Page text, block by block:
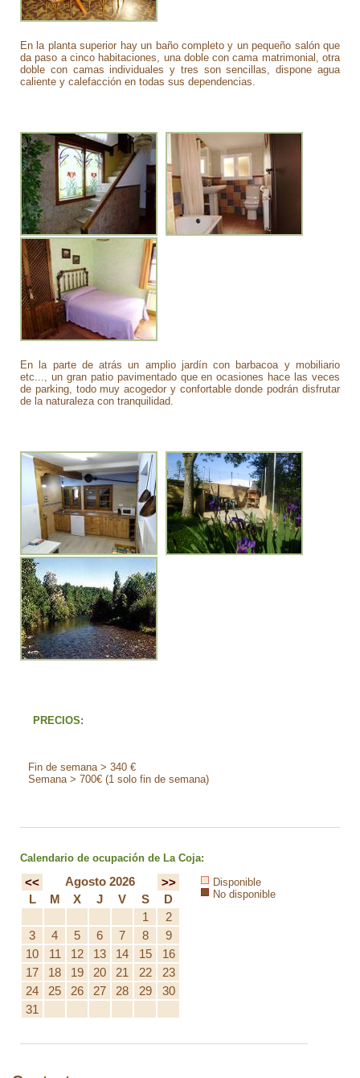
En la planta superior hay un baño completo y un pequeño salón que
da paso a cinco habitaciones, una doble con cama matrimonial, otra
doble con camas individuales y tres son sencillas, dispone agua
caliente y calefacción en todas sus dependencias.
En la parte de atrás un amplio jardín con barbacoa y mobiliario
etc..., un gran patio pavimentado que en ocasiones hace las veces
de parking, todo muy acogedor y confortable donde podrán disfrutar
de la naturaleza con tranquilidad.
PRECIOS:
Fin de semana > 340 €
Semana > 700€ (1 solo fin de semana)
Calendario de ocupación de La Coja:
<< Agosto 2026
>>
L
M X J V S
D
1
2
3
4 5 6 7 8
9
10
11 12 13 14 15
16
17
18 19 20 21 22
23
24
25 26 27 28 29
30
31
Disponible
No disponible